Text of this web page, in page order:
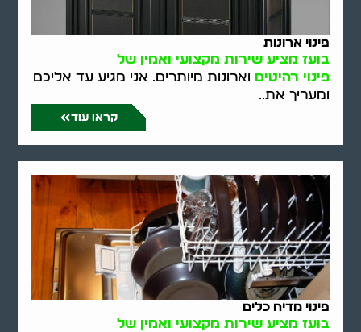
פינוי ארונות
בועז מציע שירות מקצועי ואמין של
פינוי רהיטים וארונות מיותרים. אני מגיע עד אליכם
ומעריך את..
קראו עוד
פינוי מדיח כלים
בועז מציע שירות מקצועי ואמין של